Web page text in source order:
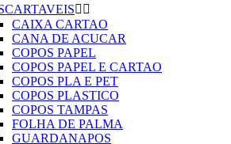
 
CAIXA CARTAO
CANA DE ACUCAR
COPOS PAPEL
COPOS PAPEL E CARTAO
COPOS PLA E PET
COPOS PLASTICO
COPOS TAMPAS
FOLHA DE PALMA
GUARDANAPOS